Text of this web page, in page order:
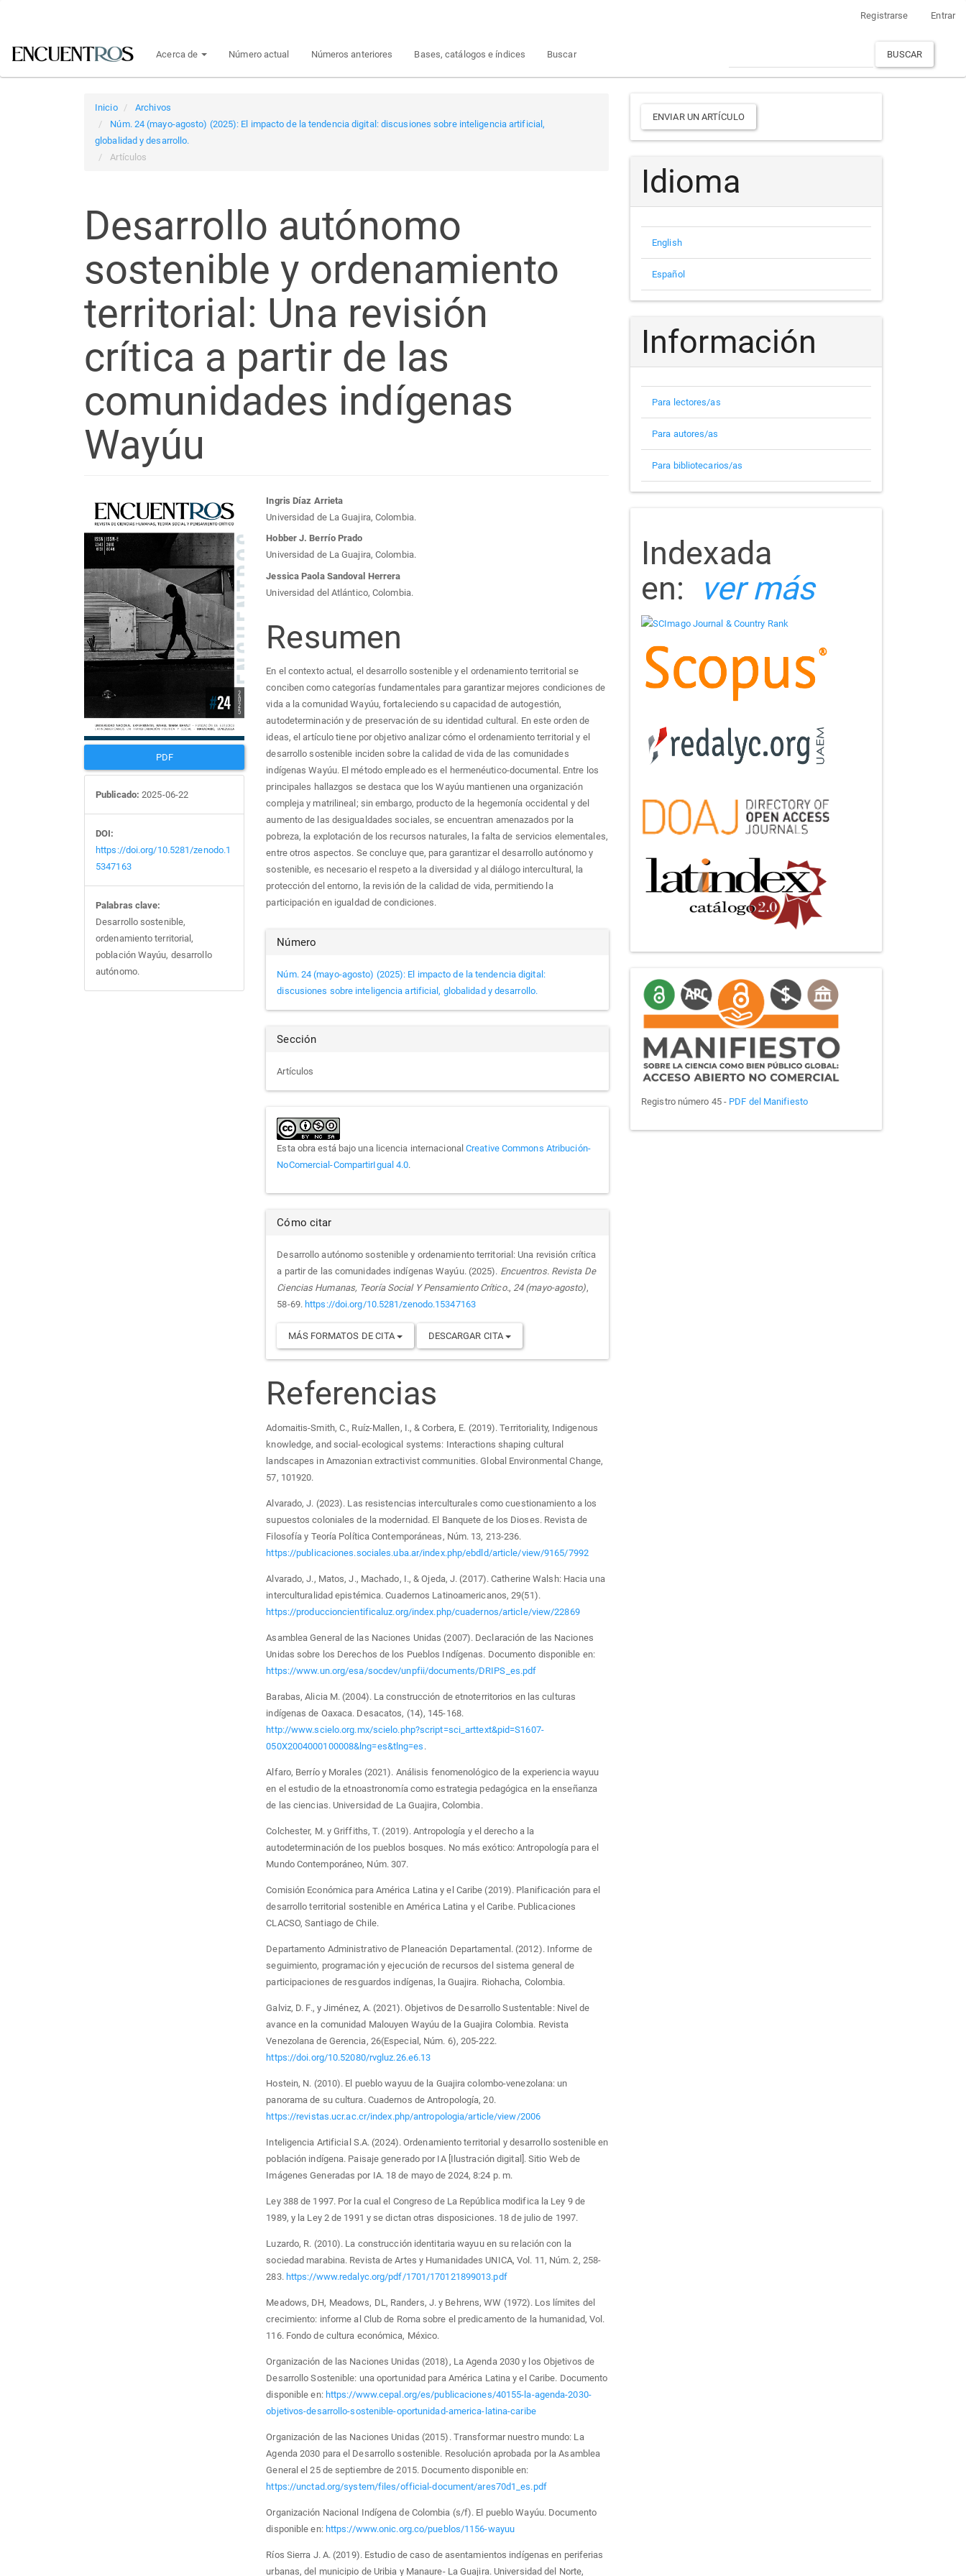
principal
Registrarse Entrar
Acerca de Número actual Números anteriores Bases, catálogos e índices Buscar BUSCAR
Inicio
Archivos
Núm. 24 (mayo-agosto) (2025): El impacto de la tendencia digital: discusiones sobre inteligencia artificial,
globalidad y desarrollo.
Artículos
Desarrollo autónomo
sostenible y ordenamiento
territorial: Una revisión
crítica a partir de las
comunidades indígenas
Wayúu
Barra
lateral
del
artículo
PDF
Publicado: 2025-06-22
DOI:
https://doi.org/10.5281/zenodo.1
5347163
Palabras clave:
Desarrollo sostenible,
ordenamiento territorial,
población Wayúu, desarrollo
autónomo.
Contenido
principal
del
Ingris Díaz Arrieta
Universidad de La Guajira, Colombia.
Hobber J. Berrío Prado
Universidad de La Guajira, Colombia.
Jessica Paola Sandoval Herrera
Universidad del Atlántico, Colombia.
Resumen
En el contexto actual, el desarrollo sostenible y el ordenamiento territorial se
conciben como categorías fundamentales para garantizar mejores condiciones de
vida a la comunidad Wayúu, fortaleciendo su capacidad de autogestión,
autodeterminación y de preservación de su identidad cultural. En este orden de
ideas, el artículo tiene por objetivo analizar cómo el ordenamiento territorial y el
desarrollo sostenible inciden sobre la calidad de vida de las comunidades
indígenas Wayúu. El método empleado es el hermenéutico-documental. Entre los
principales hallazgos se destaca que los Wayúu mantienen una organización
compleja y matrilineal; sin embargo, producto de la hegemonía occidental y del
aumento de las desigualdades sociales, se encuentran amenazados por la
pobreza, la explotación de los recursos naturales, la falta de servicios elementales,
entre otros aspectos. Se concluye que, para garantizar el desarrollo autónomo y
sostenible, es necesario el respeto a la diversidad y al diálogo intercultural, la
protección del entorno, la revisión de la calidad de vida, permitiendo la
participación en igualdad de condiciones.
Detalles
del
artículo
Número
Núm. 24 (mayo-agosto) (2025): El impacto de la tendencia digital:
discusiones sobre inteligencia artificial, globalidad y desarrollo.
Sección
Artículos
Esta obra está bajo una licencia internacionalCreative Commons Atribución-
NoComercial-CompartirIgual 4.0.
Cómo citar
Desarrollo autónomo sostenible y ordenamiento territorial: Una revisión crítica
a partir de las comunidades indígenas Wayúu. (2025). Encuentros. Revista De
Ciencias Humanas, Teoría Social Y Pensamiento Crítico., 24 (mayo-agosto),
58-69. https://doi.org/10.5281/zenodo.15347163
MÁS FORMATOS DE CITA DESCARGAR CITA
Referencias
Adomaitis-Smith, C., Ruíz-Mallen, I., & Corbera, E. (2019). Territoriality, Indigenous
knowledge, and social-ecological systems: Interactions shaping cultural
landscapes in Amazonian extractivist communities. Global Environmental Change,
57, 101920.
Alvarado, J. (2023). Las resistencias interculturales como cuestionamiento a los
supuestos coloniales de la modernidad. El Banquete de los Dioses. Revista de
Filosofía y Teoría Política Contemporáneas, Núm. 13, 213-236.
https://publicaciones.sociales.uba.ar/index.php/ebdld/article/view/9165/7992
Alvarado, J., Matos, J., Machado, I., & Ojeda, J. (2017). Catherine Walsh: Hacia una
interculturalidad epistémica. Cuadernos Latinoamericanos, 29(51).
https://produccioncientificaluz.org/index.php/cuadernos/article/view/22869
Asamblea General de las Naciones Unidas (2007). Declaración de las Naciones
Unidas sobre los Derechos de los Pueblos Indígenas. Documento disponible en:
https://www.un.org/esa/socdev/unpfii/documents/DRIPS_es.pdf
Barabas, Alicia M. (2004). La construcción de etnoterritorios en las culturas
indígenas de Oaxaca. Desacatos, (14), 145-168.
http://www.scielo.org.mx/scielo.php?script=sci_arttext&pid=S1607-
050X2004000100008&lng=es&tlng=es .
Alfaro, Berrío y Morales (2021). Análisis fenomenológico de la experiencia wayuu
en el estudio de la etnoastronomía como estrategia pedagógica en la enseñanza
de las ciencias. Universidad de La Guajira, Colombia.
Colchester, M. y Griffiths, T. (2019). Antropología y el derecho a la
autodeterminación de los pueblos bosques. No más exótico: Antropología para el
Mundo Contemporáneo, Núm. 307.
Comisión Económica para América Latina y el Caribe (2019). Planificación para el
desarrollo territorial sostenible en América Latina y el Caribe. Publicaciones
CLACSO, Santiago de Chile.
Departamento Administrativo de Planeación Departamental. (2012). Informe de
seguimiento, programación y ejecución de recursos del sistema general de
participaciones de resguardos indígenas, la Guajira. Riohacha, Colombia.
Galviz, D. F., y Jiménez, A. (2021). Objetivos de Desarrollo Sustentable: Nivel de
avance en la comunidad Malouyen Wayúu de la Guajira Colombia. Revista
Venezolana de Gerencia, 26(Especial, Núm. 6), 205-222.
https://doi.org/10.52080/rvgluz.26.e6.13
Hostein, N. (2010). El pueblo wayuu de la Guajira colombo-venezolana: un
panorama de su cultura. Cuadernos de Antropología, 20.
https://revistas.ucr.ac.cr/index.php/antropologia/article/view/2006
Inteligencia Artificial S.A. (2024). Ordenamiento territorial y desarrollo sostenible en
población indígena. Paisaje generado por IA [Ilustración digital]. Sitio Web de
Imágenes Generadas por IA. 18 de mayo de 2024, 8:24 p. m.
Ley 388 de 1997. Por la cual el Congreso de La República modifica la Ley 9 de
1989, y la Ley 2 de 1991 y se dictan otras disposiciones. 18 de julio de 1997.
Luzardo, R. (2010). La construcción identitaria wayuu en su relación con la
sociedad marabina. Revista de Artes y Humanidades UNICA, Vol. 11, Núm. 2, 258-
283. https://www.redalyc.org/pdf/1701/170121899013.pdf
Meadows, DH, Meadows, DL, Randers, J. y Behrens, WW (1972). Los límites del
crecimiento: informe al Club de Roma sobre el predicamento de la humanidad, Vol.
116. Fondo de cultura económica, México.
Organización de las Naciones Unidas (2018), La Agenda 2030 y los Objetivos de
Desarrollo Sostenible: una oportunidad para América Latina y el Caribe. Documento
disponible en: https://www.cepal.org/es/publicaciones/40155-la-agenda-2030-
objetivos-desarrollo-sostenible-oportunidad-america-latina-caribe
Organización de las Naciones Unidas (2015). Transformar nuestro mundo: La
Agenda 2030 para el Desarrollo sostenible. Resolución aprobada por la Asamblea
General el 25 de septiembre de 2015. Documento disponible en:
https://unctad.org/system/files/official-document/ares70d1_es.pdf
Organización Nacional Indígena de Colombia (s/f). El pueblo Wayúu. Documento
disponible en: https://www.onic.org.co/pueblos/1156-wayuu
Ríos Sierra J. A. (2019). Estudio de caso de asentamientos indígenas en periferias
urbanas, del municipio de Uribia y Manaure- La Guajira. Universidad del Norte,
Enviar
un
artículo
ENVIAR UN ARTÍCULO
Idioma
English
Español
Información
Para lectores/as
Para autores/as
Para bibliotecarios/as
indizada
Indexada
en:
ver más
manifiesto
Registro número 45 - PDF del Manifiesto